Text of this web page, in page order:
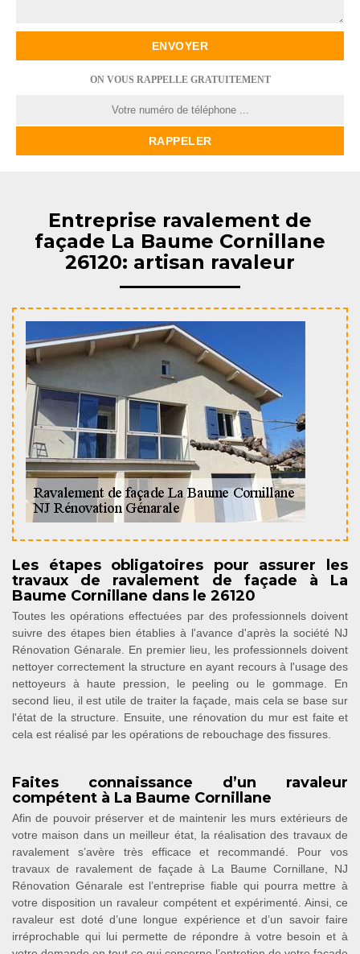
ON VOUS RAPPELLE GRATUITEMENT
Entreprise ravalement de
façade La Baume Cornillane
26120: artisan ravaleur
Les étapes obligatoires pour assurer les
travaux de ravalement de façade à La
Baume Cornillane dans le 26120
Toutes les opérations effectuées par des professionnels doivent
suivre des étapes bien établies à l'avance d'après la société NJ
Rénovation Génarale. En premier lieu, les professionnels doivent
nettoyer correctement la structure en ayant recours à l'usage des
nettoyeurs à haute pression, le peeling ou le gommage. En
second lieu, il est utile de traiter la façade, mais cela se base sur
l'état de la structure. Ensuite, une rénovation du mur est faite et
cela est réalisé par les opérations de rebouchage des fissures.
Faites connaissance d’un ravaleur
compétent à La Baume Cornillane
Afin de pouvoir préserver et de maintenir les murs extérieurs de
votre maison dans un meilleur état, la réalisation des travaux de
ravalement s’avère très efficace et recommandé. Pour vos
travaux de ravalement de façade à La Baume Cornillane, NJ
Rénovation Génarale est l’entreprise fiable qui pourra mettre à
votre disposition un ravaleur compétent et expérimenté. Ainsi, ce
ravaleur est doté d’une longue expérience et d’un savoir faire
irréprochable qui lui permette de répondre à votre besoin et à